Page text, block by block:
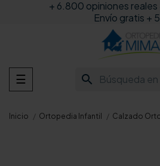
+ 6.800 opiniones reales
Envío gratis +
search
Navegación
de
☰
Inicio Ortopedia Infantil Calzado